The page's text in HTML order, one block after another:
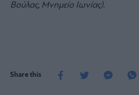
Βούλας, Μνημείο Ιωνίας).
Share this